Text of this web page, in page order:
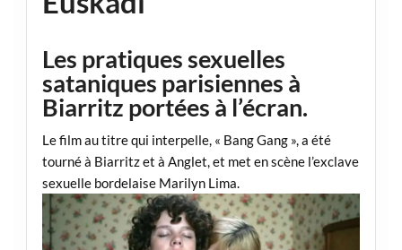
Les pratiques sexuelles
sataniques parisiennes à
Biarritz portées à l’écran.
Le film au titre qui interpelle, « Bang Gang », a été
tourné à Biarritz et à Anglet, et met en scène l’exclave
sexuelle bordelaise Marilyn Lima.